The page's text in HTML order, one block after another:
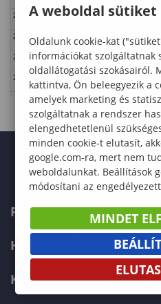
20:00
21:00
22:00
23:00
FELVÉTELIZŐKNEK
HALLGATÓKNAK
KÉPZÉSEK
A weboldal sütiket
Oldalunk cookie-kat
információkat szolgáltatnak
oldallátogatási szokásairól.
kattintva, Ön beleegyezik a
amelyek marketing és
szolgáltatnak a rendszer
elengedhetetlenül
minden cookie-t elutasít,
google.com-ra, mert nem
weboldalunkat. Beállítások
módosítani az
MINDET